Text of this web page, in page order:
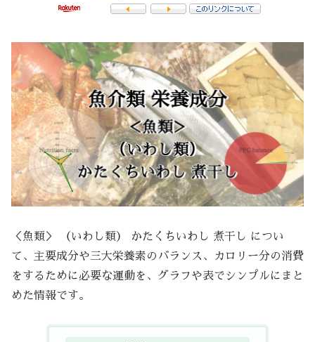
＜魚類＞ （いわし類） かたくちいわし 煮干し につい
て、主要成分や三大栄養素のバランス、カロリー分の消費
をするために必要な運動を、グラフや表でシンプルにまと
めた情報です。